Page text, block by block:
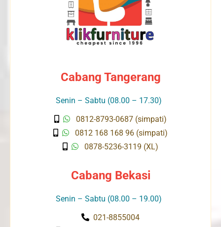
Cabang Tangerang
Senin – Sabtu (08.00 – 17.30)
0812-8793-0687 (simpati)
0812 168 168 96 (simpati)
0878-5236-3119 (XL)
Cabang Bekasi
Senin – Sabtu (08.00 – 19.00)
021-8855004